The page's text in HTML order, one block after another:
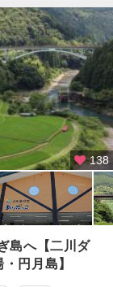
138
島へ【二川ダ
円月島】